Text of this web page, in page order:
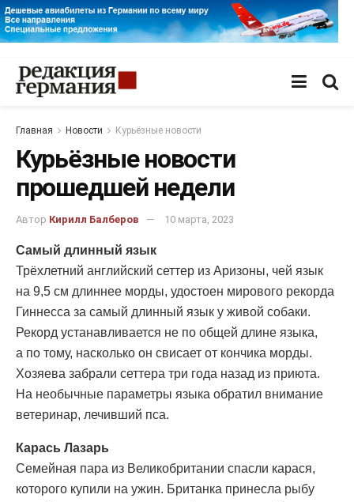
Главная Новости Курьёзные новости
Курьёзные новости
прошедшей недели
Автор Кирилл Балберов 10 марта, 2023
Самый длинный язык
Трёхлетний английский сеттер из Аризоны, чей язык
на 9,5 см длиннее морды, удостоен мирового рекорда
Гиннесса за самый длинный язык у живой собаки.
Рекорд устанавливается не по общей длине языка,
а по тому, насколько он свисает от кончика морды.
Хозяева забрали сеттера три года назад из приюта.
На необычные параметры языка обратил внимание
ветеринар, лечивший пса.
Карась Лазарь
Семейная пара из Великобритании спасли карася,
которого купили на ужин. Британка принесла рыбу